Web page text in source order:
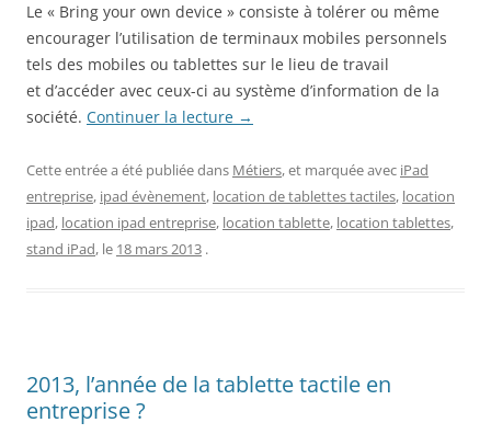
Le « Bring your own device » consiste à tolérer ou même
encourager l’utilisation de terminaux mobiles personnels
tels des mobiles ou tablettes sur le lieu de travail
et d’accéder avec ceux-ci au système d’information de la
société. Continuer la lecture →
Cette entrée a été publiée dans Métiers, et marquée avec iPad
entreprise, ipad évènement, location de tablettes tactiles, location
ipad, location ipad entreprise, location tablette, location tablettes,
stand iPad, le 18 mars 2013 .
2013, l’année de la tablette tactile en
entreprise ?